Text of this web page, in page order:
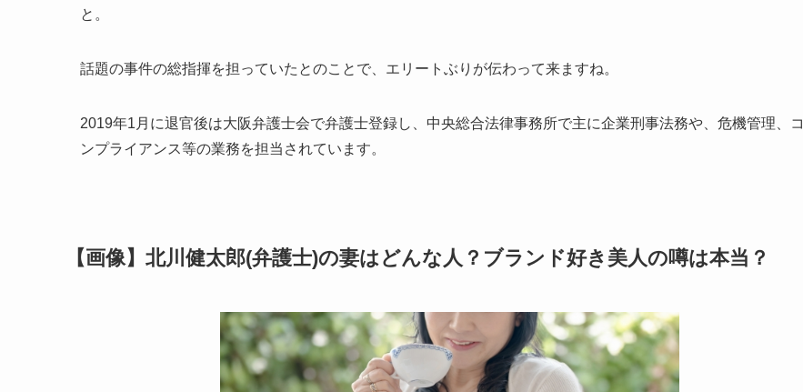
と。
話題の事件の総指揮を担っていたとのことで、エリートぶりが伝わって来ますね。
2019年1月に退官後は大阪弁護士会で弁護士登録し、中央総合法律事務所で主に企業刑事法務や、危機管理、コ
ンプライアンス等の業務を担当されています。
【画像】北川健太郎(弁護士)の妻はどんな人？ブランド好き美人の噂は本当？